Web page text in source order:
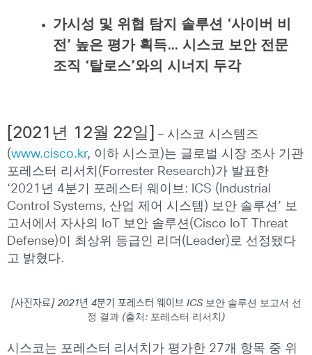
가시성 및 위협 탐지 솔루션 ‘사이버 비
전’ 높은 평가 획득… 시스코 보안 전문
조직 ‘탈로스’와의 시너지 두각
[2021 년 12월 22일
– 시스코 시스템즈
(www.cisco.kr, 이하 시스코)는 글로벌 시장 조사 기관
포레스터 리서치(Forrester Research)가 발표한
‘2021년 4분기 포레스터 웨이브: ICS (Industrial
Control Systems, 산업 제어 시스템) 보안 솔루션’ 보
고서에서 자사의 IoT 보안 솔루션(Cisco IoT Threat
Defense)이 최상위 등급인 리더(Leader)로 선정됐다
고 밝혔다.
[사진자료] 2021년 4분기 포레스터 웨이브 ICS 보안 솔루션 보고서 선
정 결과 (출처: 포레스터 리서치)
시스코는 포레스터 리서치가 평가한 27개 항목 중 위